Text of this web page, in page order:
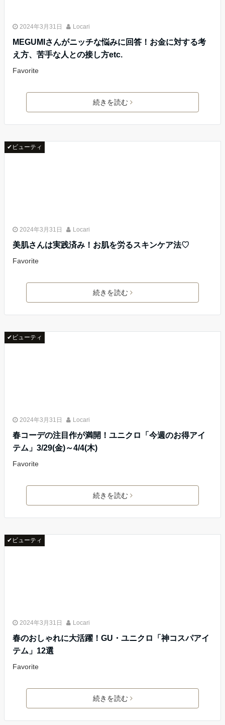
2024年3月31日 Locari
MEGUMIさんがニッチな悩みに回答！お金に対する考
え方、苦手な人との接し方etc.
Favorite
続きを読む
✔ビューティ
2024年3月31日 Locari
美肌さんは実践済み！お肌を労るスキンケア法♡
Favorite
続きを読む
✔ビューティ
2024年3月31日 Locari
春コーデの注目作が満開！ユニクロ「今週のお得アイ
テム」3/29(金)～4/4(木)
Favorite
続きを読む
✔ビューティ
2024年3月31日 Locari
春のおしゃれに大活躍！GU・ユニクロ「神コスパアイ
テム」12選
Favorite
続きを読む